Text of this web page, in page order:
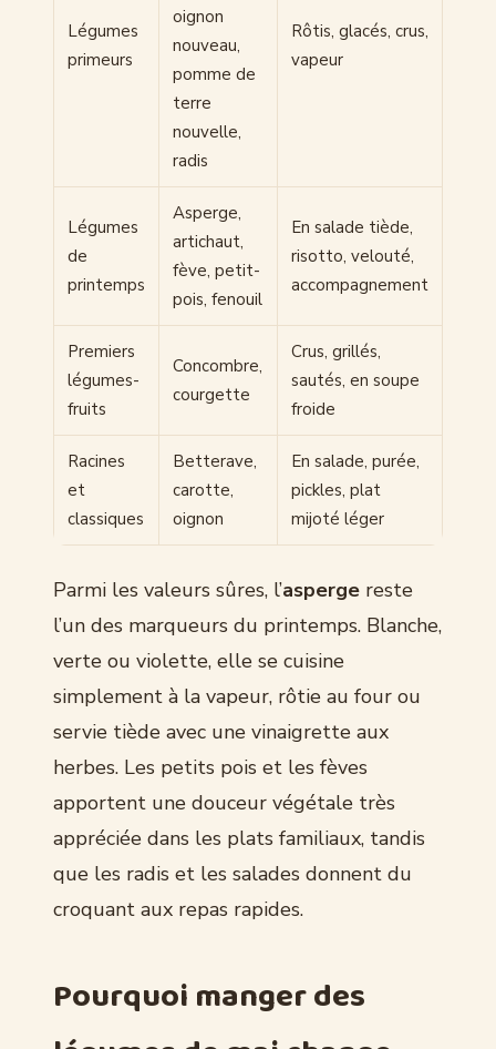
Légumes
primeurs
oignon
nouveau,
pomme de
terre
nouvelle,
radis
Rôtis, glacés, crus,
vapeur
Légumes
de
printemps
Asperge,
artichaut,
fève, petit-
pois, fenouil
En salade tiède,
risotto, velouté,
accompagnement
Premiers
légumes-
fruits
Concombre,
courgette
Crus, grillés,
sautés, en soupe
froide
Racines
et
classiques
Betterave,
carotte,
oignon
En salade, purée,
pickles, plat
mijoté léger
Parmi les valeurs sûres, l’asperge reste
l’un des marqueurs du printemps. Blanche,
verte ou violette, elle se cuisine
simplement à la vapeur, rôtie au four ou
servie tiède avec une vinaigrette aux
herbes. Les petits pois et les fèves
apportent une douceur végétale très
appréciée dans les plats familiaux, tandis
que les radis et les salades donnent du
croquant aux repas rapides.
Pourquoi manger des